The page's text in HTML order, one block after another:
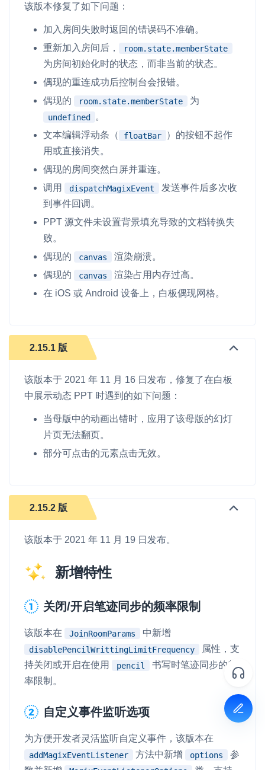
该版本修复了如下问题：
加入房间失败时返回的错误码不准确。
重新加入房间后，
room.state.memberState
为房间初始化时的状态，而非当前的状态。
偶现的重连成功后控制台会报错。
偶现的
room.state.memberState 为
undefined
。
文本编辑浮动条（
floatBar
）的按钮不起作
用或直接消失。
偶现的房间突然白屏并重连。
调用
dispatchMagixEvent
发送事件后多次收
到事件回调。
PPT 源文件未设置背景填充导致的文档转换失
败。
偶现的
canvas
渲染崩溃。
偶现的
canvas
渲染占用内存过高。
在 iOS 或 Android 设备上，白板偶现网格。
2.15.1 版
该版本于 2021 年 11 月 16 日发布，修复了在白板
中展示动态 PPT 时遇到的如下问题：
当母版中的动画出错时，应用了该母版的幻灯
片页无法翻页。
部分可点击的元素点击无效。
2.15.2 版
该版本于 2021 年 11 月 19 日发布。
新增特性
关闭/开启笔迹同步的频率限制
该版本在 JoinRoomParams 中新增
disablePencilWrittingLimitFrequency
属性，支
持关闭或开启在使用
pencil
书写时笔迹同步的频
率限制。
自定义事件监听选项
为方便开发者灵活监听自定义事件，该版本在
addMagixEventListener 方法中新增 options
参